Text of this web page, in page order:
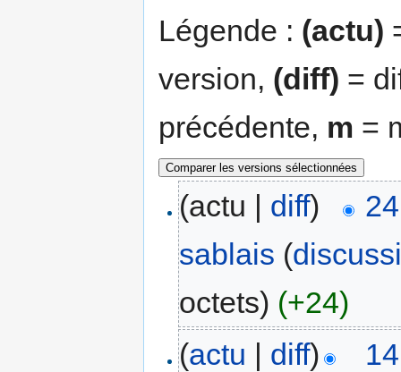
Légende : (actu)
version, (diff) =
précédente, m =
(actu | diff)
sablais (
octets) (+24)
(actu | diff)